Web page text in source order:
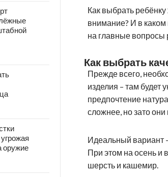
оружие
Как выбрать
внимание? И в каком
на главные вопросы
Как выбрать
Прежде всего,
изделия – там будет
предпочтение
сложнее, но зато
Идеальный вариант
При этом на осень и
шерсть и кашемир.